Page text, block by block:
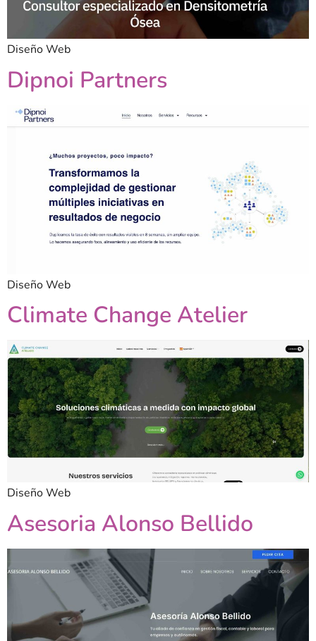
Diseño Web
Dipnoi Partners
Diseño Web
Climate Change Atelier
Diseño Web
Asesoria Alonso Bellido